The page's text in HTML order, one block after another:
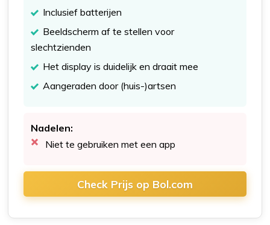
Inclusief batterijen
Beeldscherm af te stellen voor
slechtzienden
Het display is duidelijk en draait mee
Aangeraden door (huis-)artsen
Nadelen:
Niet te gebruiken met een app
Check Prijs op Bol.com